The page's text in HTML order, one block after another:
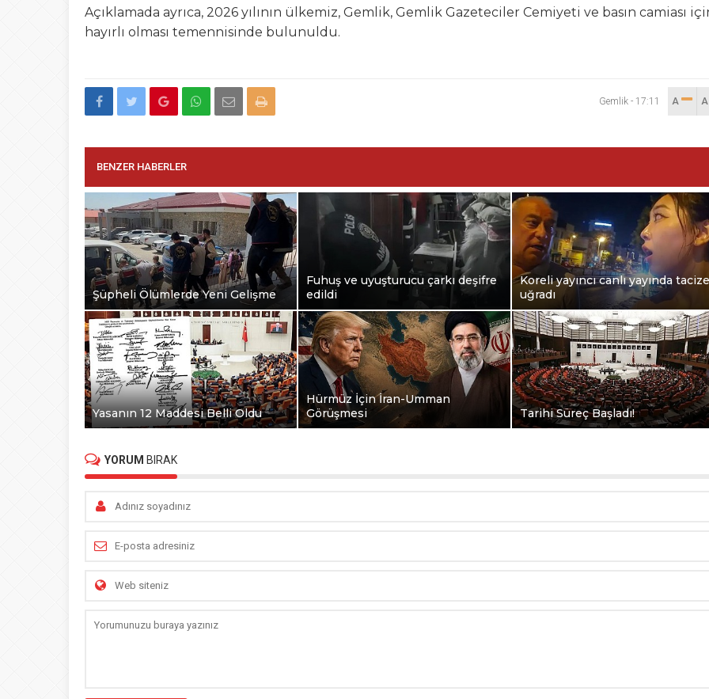
Açıklamada ayrıca, 2026 yılının ülkemiz, Gemlik, Gemlik Gazeteciler Cemiyeti ve basın camiası
hayırlı olması temennisinde bulunuldu.
Gemlik - 17:11 A
A
BENZER HABERLER
Şüpheli Ölümlerde Yeni Gelişme
Fuhuş ve uyuşturucu çarkı deşifre
edildi
Koreli yayıncı canlı yayında tacize
uğradı
Yasanın 12 Maddesi Belli Oldu
Hürmüz İçin İran-Umman
Görüşmesi
Tarihi Süreç Başladı!
YORUM BIRAK